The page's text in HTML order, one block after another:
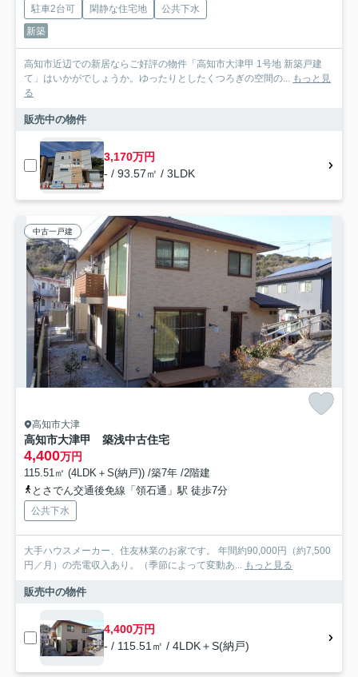
駐車2台可 閑静な住宅地
公共下水
新築
高知市近辺での新居ならご好評の物件「高知市大津甲 1号地 新築戸建
て」はいかがでしょうか。ゆったりとしたくつろぎの空間の... もっと見
る
販売中の物件
3,170万円
- / 93.57㎡ / 3LDK
中古一戸建
高知市大津
高知市大津甲 築浅中古住宅
4,400万円
115.51㎡ (4LDK＋S(納戸)) /築7年 /2階建
とさでん交通後免線「領石通」駅 徒歩7分
公共下水
大手ハウスメーカー、住友林業のお家です。 年間約90,000円（約7,500
円／月）の売電収入あり。（季節によって変動あ... もっと見る
販売中の物件
4,400万円
- / 115.51㎡ / 4LDK＋S(納戸)